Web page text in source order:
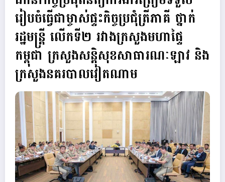
រៀបចំធ្វើជាម្ចាស់ផ្ទះកិច្ចប្រជុំត្រីភាគី ថ្នាក់
រដ្ឋមន្ដ្រី លើកទី២ រវាងក្រសួងមហាផ្ទៃ
កម្ពុជា ក្រសួងសន្ដិសុខសាធារណៈឡាវ និង
ក្រសួងនគរបាលវៀតណាម